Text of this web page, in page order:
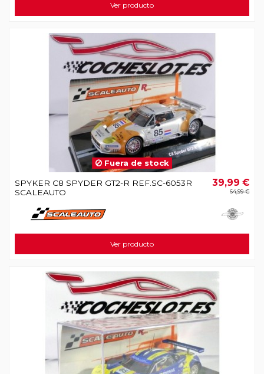
Ver producto
Fuera de stock
SPYKER C8 SPYDER GT2-R REF.SC-6053R
SCALEAUTO
39,99 €
64,99 €
Ver producto